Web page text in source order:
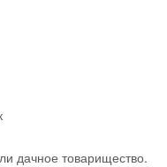
дачное товарищество.